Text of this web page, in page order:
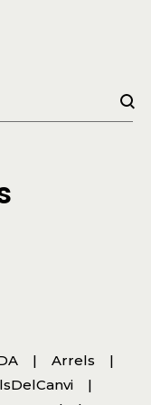
Arrels